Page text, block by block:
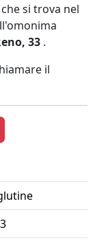
si trova nel
33 .
il